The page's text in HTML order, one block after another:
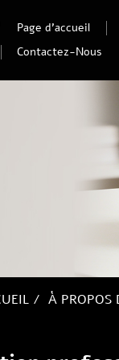
Page d’accueil
Contactez-Nous
/ À PROPOS